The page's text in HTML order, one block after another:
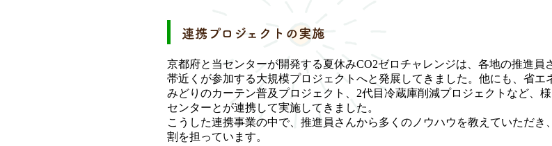
連携プロジェクトの実施
京都府と当センターが開発する夏休みCO2ゼロチャレンジは、各地の推進
帯近くが参加する大規模プロジェクトへと発展してきました。他にも、省エ
みどりのカーテン普及プロジェクト、2代目冷蔵庫削減プロジェクトなど、
センターとが連携して実施してきました。
こうした連携事業の中で、推進員さんから多くのノウハウを教えていただ
割を担っています。